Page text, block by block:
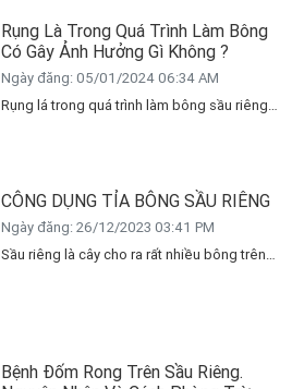
đã tìm mọi cách, mọi biện pháp, thử đủ loại
thuốc mà vẫn không tiêu diệt được.
Rụng Là Trong Quá Trình Làm Bông
Có Gây Ảnh Hưởng Gì Không ?
Ngày đăng: 05/01/2024 06:34 AM
Rụng lá trong quá trình làm bông sầu riêng
hợp kém, ảnh hưởng đến quá trình hình
thành mầm hoa. Mầm hoa sẽ phát triển
kém, thậm chí bị rụng, dẫn đến giảm khả
CÔNG DỤNG TỈA BÔNG SẦU RIÊNG
Ngày đăng: 26/12/2023 03:41 PM
Sầu riêng là cây cho ra rất nhiều bông trên
Bệnh Đốm Rong Trên Sầu Riêng.